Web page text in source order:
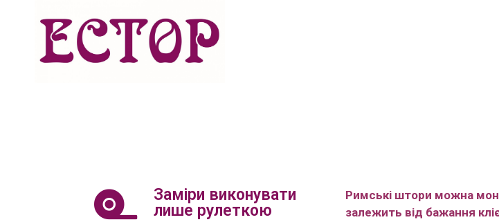
Заміри виконувати
лише рулеткою
Римські штори можна
залежить від бажання